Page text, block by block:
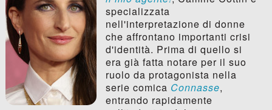
specializzata
nell'interpretazione di donne
che affrontano importanti crisi
d'identità. Prima di quello si
era già fatta notare per il suo
ruolo da protagonista nella
serie comica Connasse,
entrando rapidamente